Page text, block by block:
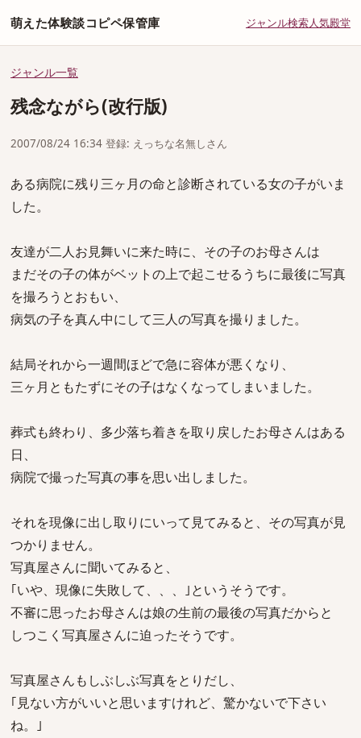
萌えた体験談コピペ保管庫 ジャンル検索人気殿堂
ジャンル一覧
残念ながら(改行版)
2007/08/24 16:34 登録: えっちな名無しさん
ある病院に残り三ヶ月の命と診断されている女の子がいま
した。
友達が二人お見舞いに来た時に、その子のお母さんは
まだその子の体がベットの上で起こせるうちに最後に写真
を撮ろうとおもい、
病気の子を真ん中にして三人の写真を撮りました。
結局それから一週間ほどで急に容体が悪くなり、
三ヶ月ともたずにその子はなくなってしまいました。
葬式も終わり、多少落ち着きを取り戻したお母さんはある
日、
病院で撮った写真の事を思い出しました。
それを現像に出し取りにいって見てみると、その写真が見
つかりません。
写真屋さんに聞いてみると、
｢いや、現像に失敗して、、、｣というそうです。
不審に思ったお母さんは娘の生前の最後の写真だからと
しつこく写真屋さんに迫ったそうです。
写真屋さんもしぶしぶ写真をとりだし、
｢見ない方がいいと思いますけれど、驚かないで下さい
ね。｣